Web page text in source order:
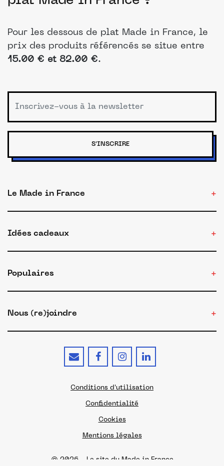
Pour les dessous de plat Made in France, le
prix des produits référencés se situe entre
15.00 € et 82.00 €.
S'INSCRIRE
Le Made in France
Idées cadeaux
Populaires
Nous (re)joindre
© 2026 - Le site du Made in France
Conditions d'utilisation
Confidentialité
Cookies
Mentions légales